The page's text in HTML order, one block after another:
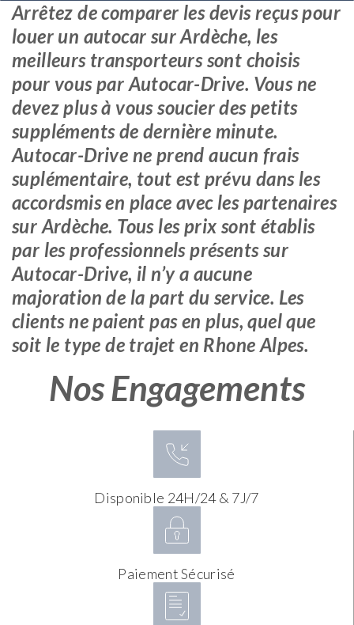
Arrêtez de comparer les devis reçus pour
louer un autocar sur Ardèche, les
meilleurs transporteurs sont choisis
pour vous par Autocar-Drive. Vous ne
devez plus à vous soucier des petits
suppléments de dernière minute.
Autocar-Drive ne prend aucun frais
suplémentaire, tout est prévu dans les
accordsmis en place avec les partenaires
sur Ardèche. Tous les prix sont établis
par les professionnels présents sur
Autocar-Drive, il n’y a aucune
majoration de la part du service. Les
clients ne paient pas en plus, quel que
soit le type de trajet en Rhone Alpes.
Nos Engagements
Disponible 24H/24 & 7J/7
Paiement Sécurisé